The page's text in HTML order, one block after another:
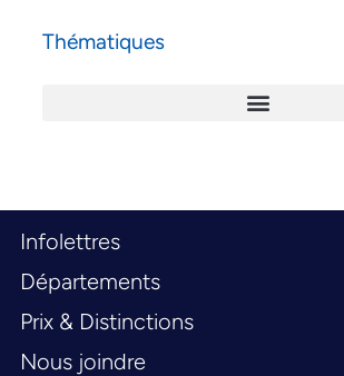
Thématiques
Infolettres
Départements
Prix & Distinctions
Nous joindre